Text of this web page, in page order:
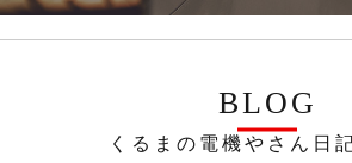
BLOG
くるまの電機やさん日